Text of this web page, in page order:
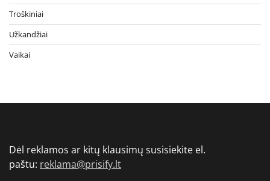
Troškiniai
Užkandžiai
Vaikai
Dėl reklamos ar kitų klausimų susisiekite el.
paštu: reklama@prisify.lt